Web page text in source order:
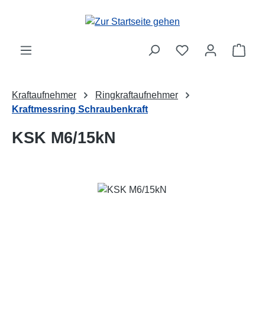
Zum Hauptinhalt springen
Kraftaufnehmer
Ringkraftaufnehmer
Kraftmessring Schraubenkraft
KSK M6/15kN
Bildergalerie überspringen